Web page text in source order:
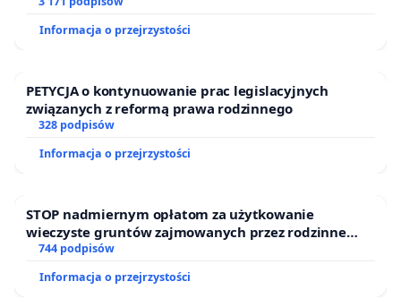
Informacja o przejrzystości
PETYCJA o kontynuowanie prac legislacyjnych
związanych z reformą prawa rodzinnego
328 podpisów
Informacja o przejrzystości
STOP nadmiernym opłatom za użytkowanie
wieczyste gruntów zajmowanych przez rodzinne
ogrody działkowe.
744 podpisów
Informacja o przejrzystości